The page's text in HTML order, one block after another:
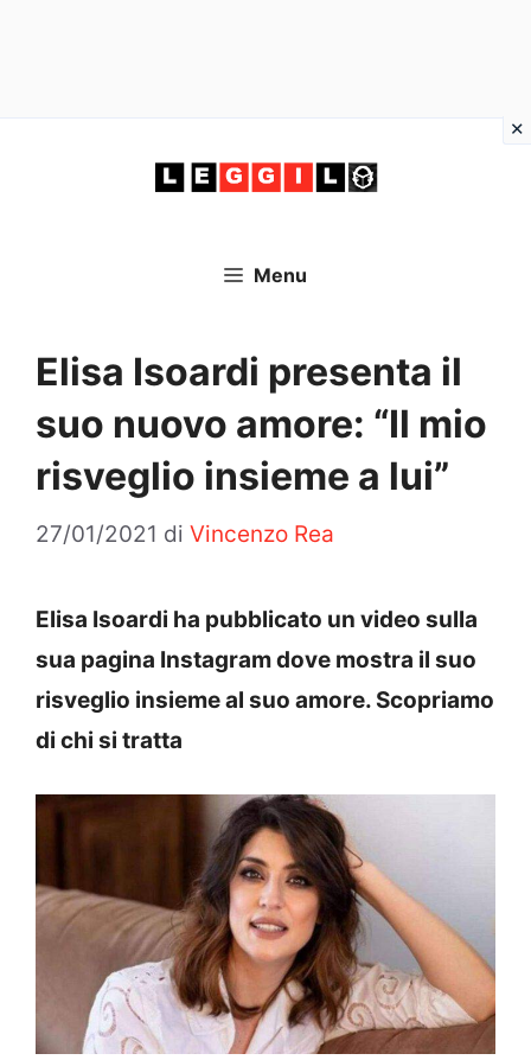
Menu
Elisa Isoardi presenta il
suo nuovo amore: “Il mio
risveglio insieme a lui”
27/01/2021 di Vincenzo Rea
Elisa Isoardi ha pubblicato un video sulla
sua pagina Instagram dove mostra il suo
risveglio insieme al suo amore. Scopriamo
di chi si tratta